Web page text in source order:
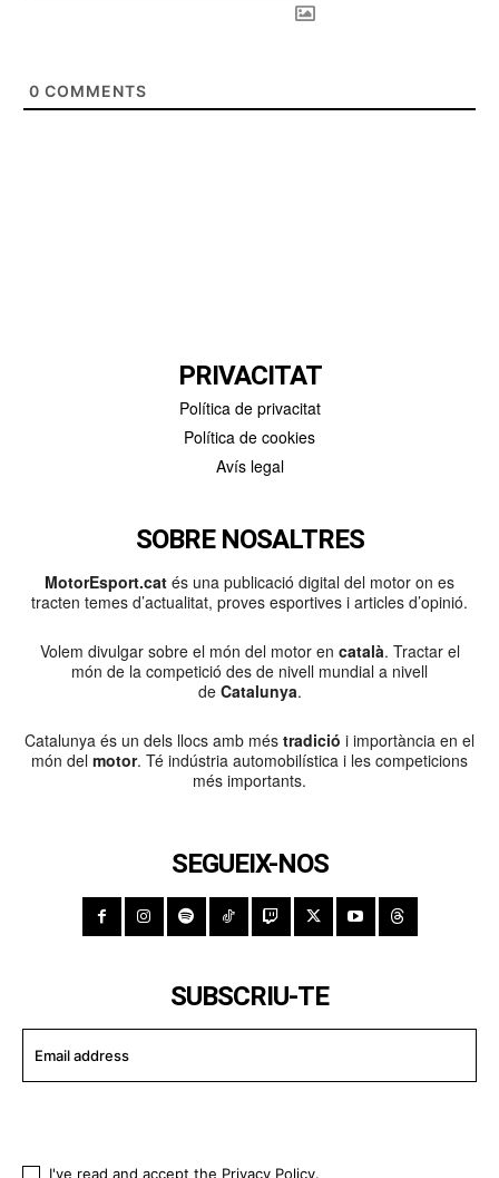
0 COMMENTS
PRIVACITAT
Política de privacitat
Política de cookies
Avís legal
SOBRE NOSALTRES
MotorEsport.cat és una publicació digital del motor on es
tracten temes d’actualitat, proves esportives i articles d’opinió.
Volem divulgar sobre el món del motor en català. Tractar el
món de la competició des de nivell mundial a nivell
de Catalunya.
Catalunya és un dels llocs amb més tradició i importància en el
món del motor. Té indústria automobilística i les competicions
més importants.
SEGUEIX-NOS
SUBSCRIU-TE
I've read and accept the Privacy Policy.